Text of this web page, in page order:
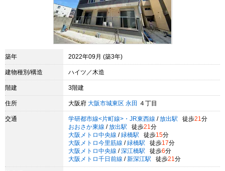
築年 2022年09月 (築3年)
建物種別/構造 ハイツ／木造
階建 3階建
住所 大阪府 大阪市城東区 永田 ４丁目
交通 学研都市線<片町線>・JR東西線 / 放出駅 徒歩21 分
おおさか東線 / 放出駅 徒歩21 分
大阪メトロ中央線 / 緑橋駅 徒歩15分
大阪メトロ今里筋線 / 緑橋駅 徒歩17分
大阪メトロ中央線 / 深江橋駅 徒歩6分
大阪メトロ千日前線 / 新深江駅 徒歩21 分